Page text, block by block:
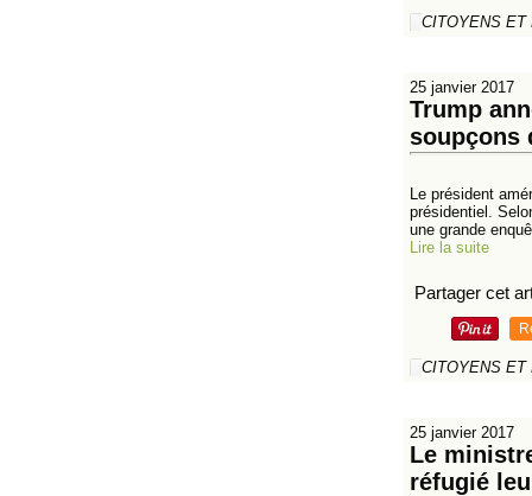
CITOYENS ET
25 janvier 2017
Trump
soupçons
Le président
présidentiel.
une grande
Lire la suite
Partager cet
CITOYENS ET
25 janvier 2017
Le
réfugié